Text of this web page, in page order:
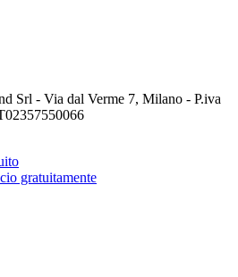
Srl - Via dal Verme 7, Milano - P.iva
gratuitamente